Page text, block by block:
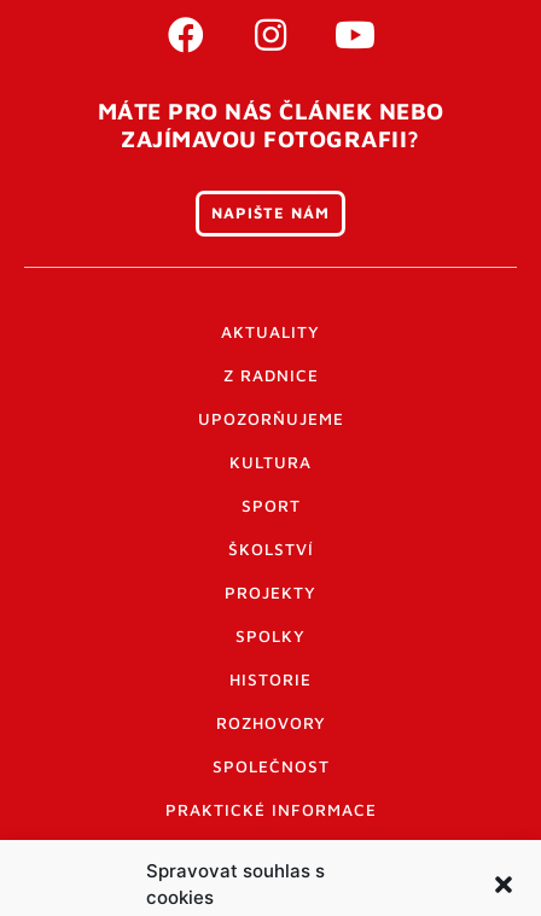
Spravovat souhlas s
cookies
MÁTE PRO NÁS ČLÁNEK NEBO
ZAJÍMAVOU FOTOGRAFII?
NAPIŠTE NÁM
AKTUALITY
Z RADNICE
UPOZORŇUJEME
KULTURA
SPORT
ŠKOLSTVÍ
PROJEKTY
SPOLKY
HISTORIE
ROZHOVORY
SPOLEČNOST
PRAKTICKÉ INFORMACE
INFORMACE A KODEX DISKUTUJÍCÍCH